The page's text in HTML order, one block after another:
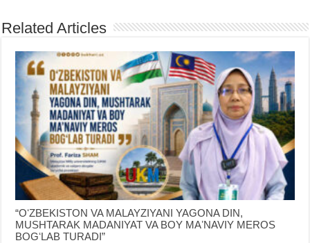
Related Articles
“OʻZBEKISTON VA MALAYZIYANI YAGONA DIN,
MUSHTARAK MADANIYAT VA BOY MAʼNAVIY MEROS
BOGʻLAB TURADI”